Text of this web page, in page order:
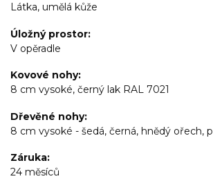
Látka, umělá kůže
Úložný prostor
V opěradle
Kovové nohy
8 cm vysoké, černý lak RAL 7021
Dřevěné nohy
8 cm vysoké - šedá, černá, hnědý ořech,
Záruka
24 měsíců